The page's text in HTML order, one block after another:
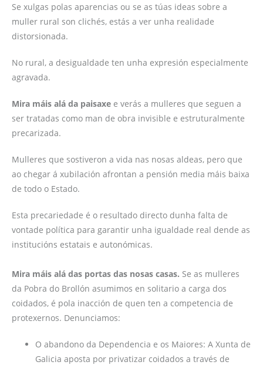
Se xulgas polas aparencias ou se as túas ideas sobre a
muller rural son clichés, estás a ver unha realidade
distorsionada.
No rural, a desigualdade ten unha expresión especialmente
agravada.
Mira máis alá da paisaxe e verás a mulleres que seguen a
ser tratadas como man de obra invisible e estruturalmente
precarizada.
Mulleres que sostiveron a vida nas nosas aldeas, pero que
ao chegar á xubilación afrontan a pensión media máis baixa
de todo o Estado.
Esta precariedade é o resultado directo dunha falta de
vontade política para garantir unha igualdade real dende as
institucións estatais e autonómicas.
Mira máis alá das portas das nosas casas. Se as mulleres
da Pobra do Brollón asumimos en solitario a carga dos
coidados, é pola inacción de quen ten a competencia de
protexernos. Denunciamos:
O abandono da Dependencia e os Maiores: A Xunta de
Galicia aposta por privatizar coidados a través de